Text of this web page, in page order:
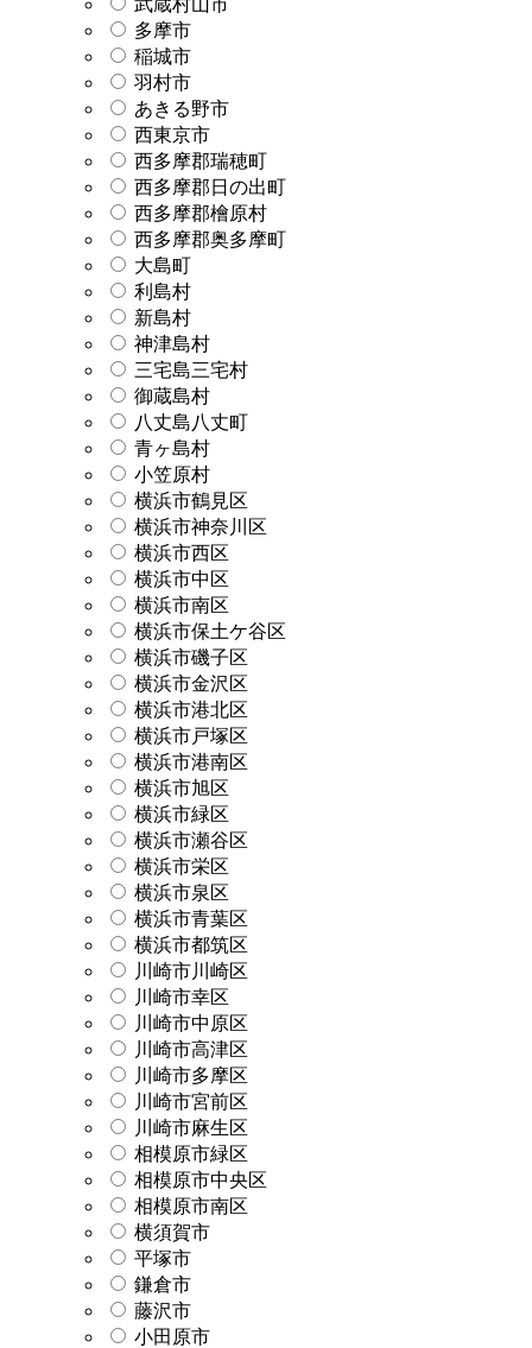
多摩市
稲城市
羽村市
あきる野市
西東京市
西多摩郡瑞穂町
西多摩郡日の出町
西多摩郡檜原村
西多摩郡奥多摩町
大島町
利島村
新島村
神津島村
三宅島三宅村
御蔵島村
八丈島八丈町
青ヶ島村
小笠原村
横浜市鶴見区
横浜市神奈川区
横浜市西区
横浜市中区
横浜市南区
横浜市保土ケ谷区
横浜市磯子区
横浜市金沢区
横浜市港北区
横浜市戸塚区
横浜市港南区
横浜市旭区
横浜市緑区
横浜市瀬谷区
横浜市栄区
横浜市泉区
横浜市青葉区
横浜市都筑区
川崎市川崎区
川崎市幸区
川崎市中原区
川崎市高津区
川崎市多摩区
川崎市宮前区
川崎市麻生区
相模原市緑区
相模原市中央区
相模原市南区
横須賀市
平塚市
鎌倉市
藤沢市
小田原市